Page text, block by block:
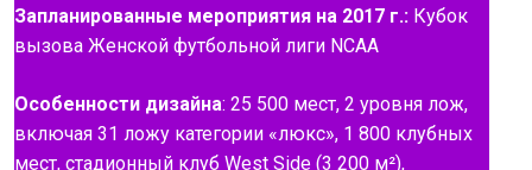
Запланированные мероприятия на 2017 г.: Кубок
вызова Женской футбольной лиги NCAA
Особенности дизайна: 25 500 мест, 2 уровня лож,
включая 31 ложу категории «люкс», 1 800 клубных
мест, стадионный клуб West Side (3 200 м²),